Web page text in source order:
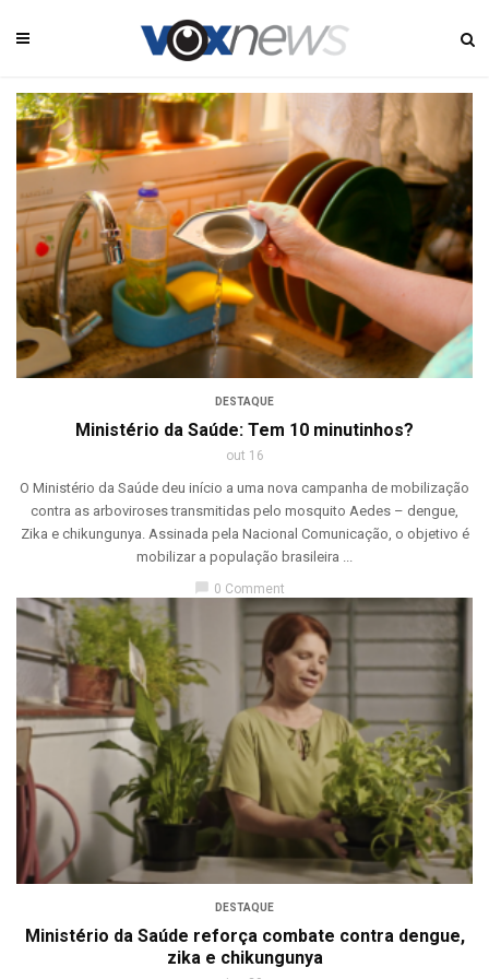
DESTAQUE
Ministério da Saúde: Tem 10 minutinhos?
out 16
O Ministério da Saúde deu início a uma nova campanha de mobilização
contra as arboviroses transmitidas pelo mosquito Aedes – dengue,
Zika e chikungunya. Assinada pela Nacional Comunicação, o objetivo é
mobilizar a população brasileira ...
chat_bubble 0 Comment
DESTAQUE
Ministério da Saúde reforça combate contra dengue,
zika e chikungunya